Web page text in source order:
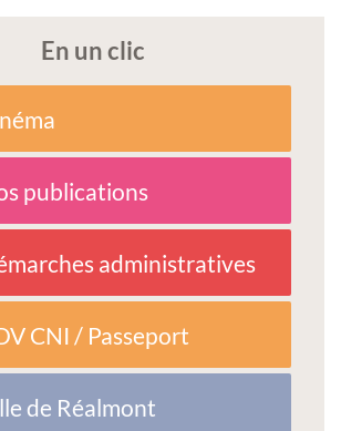
En un clic
publications
administratives
CNI / Passeport
de Réalmont